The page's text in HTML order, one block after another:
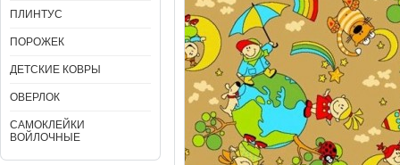
ПЛИНТУС
ПОРОЖЕК
ДЕТСКИЕ КОВРЫ
ОВЕРЛОК
САМОКЛЕЙКИ
ВОЙЛОЧНЫЕ